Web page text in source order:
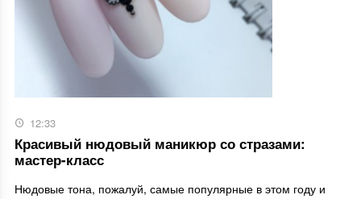
12:33
Красивый нюдовый маникюр со стразами:
мастер-класс
Нюдовые тона, пожалуй, самые популярные в этом году и